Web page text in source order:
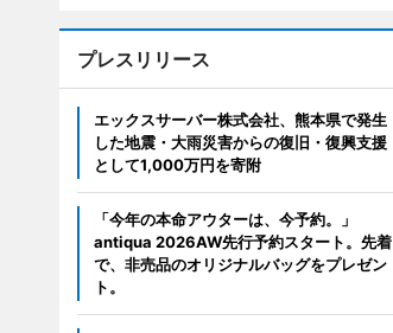
プレスリリース
エックスサーバー株式会社、熊本県で発生
した地震・大雨災害からの復旧・復興支援
として1,000万円を寄附
「今年の本命アウターは、今予約。」
antiqua 2026AW先行予約スタート。先着
で、非売品のオリジナルバッグをプレゼン
ト。